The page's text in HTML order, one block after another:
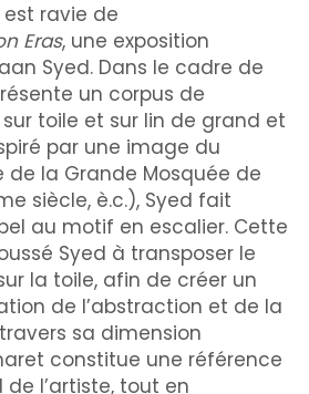
est ravie de
Eras, une exposition
Syed. Dans le cadre de
un corpus de
sur toile et sur lin de grand et
par une image du
de la Grande Mosquée de
siècle, è.c.), Syed fait
au motif en escalier. Cette
Syed à transposer le
la toile, afin de créer un
de l’abstraction et de la
sa dimension
constitue une référence
l’artiste, tout en